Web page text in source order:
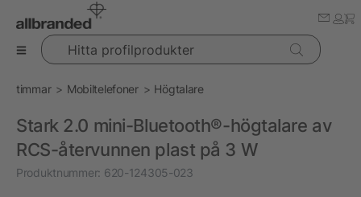
Hitta profilprodukter
timmar Mobiltelefoner Högtalare
Stark 2.0 mini-Bluetooth®-högtalare av
RCS-återvunnen plast på 3 W
Produktnummer: 620-124305-023